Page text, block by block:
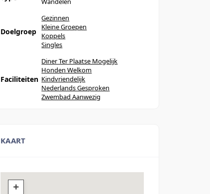
Doelgroep
Gezinnen
Kleine Groepen
Koppels
Singles
Faciliteiten
Diner Ter Plaatse Mogelijk
Honden Welkom
Kindvriendelijk
Nederlands Gesproken
Zwembad Aanwezig
KAART